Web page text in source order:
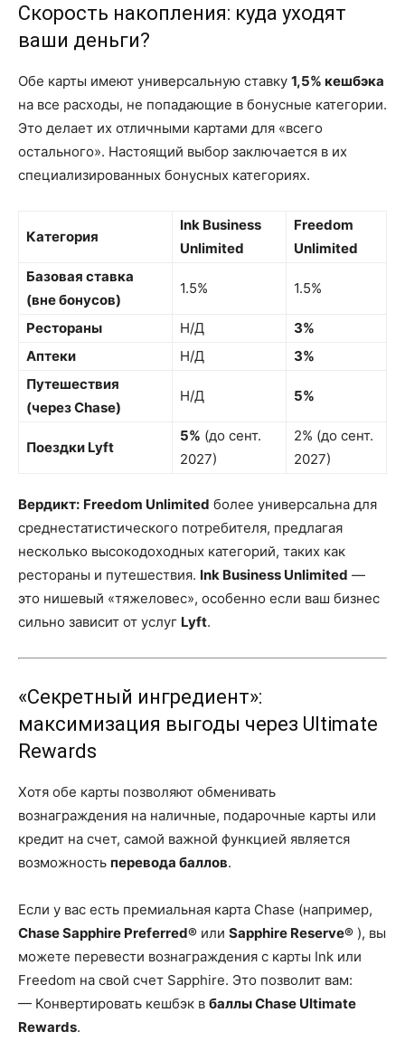
Скорость накопления: куда уходят
ваши деньги?
Обе карты имеют универсальную ставку 1,5% кешбэка
на все расходы, не попадающие в бонусные категории.
Это делает их отличными картами для «всего
остального». Настоящий выбор заключается в их
специализированных бонусных категориях.
Категория
Ink Business
Unlimited
Freedom
Unlimited
Базовая ставка
(вне бонусов)
1.5% 1.5%
Рестораны Н/Д
3%
Аптеки
Н/Д
3%
Путешествия
(через Chase)
Н/Д 5%
Поездки Lyft
5% (до сент.
2027)
2% (до сент.
2027)
Вердикт: Freedom Unlimited более универсальна для
среднестатистического потребителя, предлагая
несколько высокодоходных категорий, таких как
рестораны и путешествия. Ink Business Unlimited —
это нишевый «тяжеловес», особенно если ваш бизнес
сильно зависит от услуг Lyft.
«Секретный ингредиент»:
максимизация выгоды через Ultimate
Rewards
Хотя обе карты позволяют обменивать
вознаграждения на наличные, подарочные карты или
кредит на счет, самой важной функцией является
возможность перевода баллов.
Если у вас есть премиальная карта Chase (например,
Chase Sapphire Preferred® или Sapphire Reserve® ), вы
можете перевести вознаграждения с карты Ink или
Freedom на свой счет Sapphire. Это позволит вам:
— Конвертировать кешбэк в баллы Chase Ultimate
Rewards.